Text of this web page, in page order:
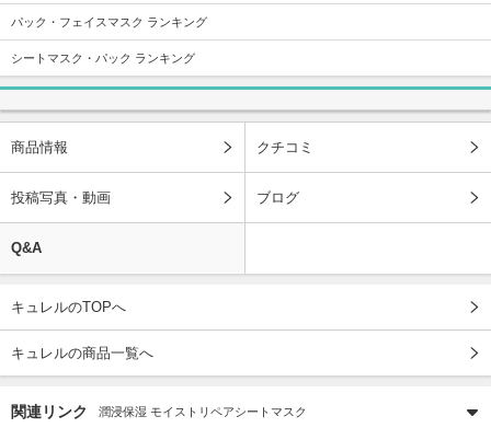
パック・フェイスマスク ランキング
シートマスク・パック ランキング
商品情報 クチコミ
投稿写真・動画 ブログ
Q&A
キュレルのTOPへ
キュレルの商品一覧へ
関連リンク 潤浸保湿 モイストリペアシートマスク